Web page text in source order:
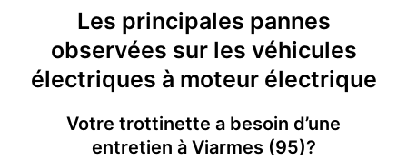
Les principales pannes
observées sur les véhicules
électriques à moteur électrique
Votre trottinette a besoin d’une
entretien à Viarmes (95)?